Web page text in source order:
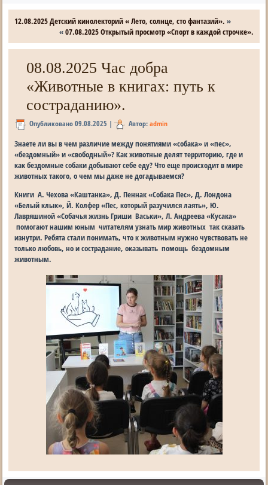
12.08.2025 Детский кинолекторий « Лето, солнце, сто фантазий». »
«07.08.2025 Открытый просмотр «Спорт в каждой строчке».
08.08.2025 Час добра
«Животные в книгах: путь к
состраданию».
Опубликовано 09.08.2025 | Автор: admin
Знаете ли вы в чем различие между понятиями «собака» и «пес»,
«бездомный» и «свободный»? Как животные делят территорию, где и
как бездомные собаки добывают себе еду? Что еще происходит в мире
животных такого, о чем мы даже не догадываемся?
Книги А. Чехова «Каштанка», Д. Пеннак «Собака Пес», Д. Лондона
«Белый клык», Й. Колфер «Пес, который разучился лаять», Ю.
Лавряшиной «Собачья жизнь Гриши Васьки», Л. Андреева «Кусака»
помогают нашим юным читателям узнать мир животных так сказать
изнутри. Ребята стали понимать, что к животным нужно чувствовать не
только любовь, но и сострадание, оказывать помощь бездомным
животным.